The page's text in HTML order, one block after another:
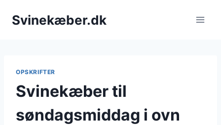
Svinekæber.dk
OPSKRIFTER
Svinekæber til
søndagsmiddag i ovn